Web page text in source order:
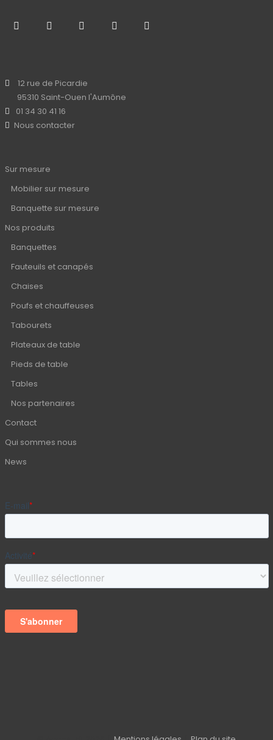
12 rue de Picardie
95310 Saint-Ouen l'Aumône
01 34 30 41 16
Nous contacter
Sur mesure
Mobilier sur mesure
Banquette sur mesure
Nos produits
Banquettes
Fauteuils et canapés
Chaises
Poufs et chauffeuses
Tabourets
Plateaux de table
Pieds de table
Tables
Nos partenaires
Contact
Qui sommes nous
News